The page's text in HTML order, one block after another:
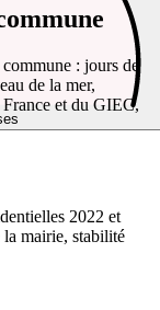
: jours de
de la mer,
France et du GIEC,
2022 et
mairie, stabilité